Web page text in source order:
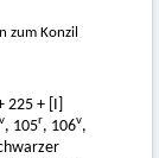
zum Konzil
225 + [I]
v, 105r, 106v,